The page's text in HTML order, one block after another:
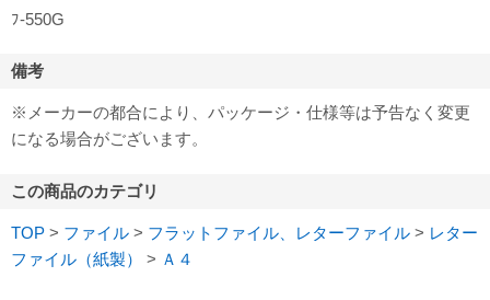
ﾌ-550G
備考
※メーカーの都合により、パッケージ・仕様等は予告なく変更
になる場合がございます。
この商品のカテゴリ
TOP > ファイル > フラットファイル、レターファイル > レター
ファイル（紙製）
> Ａ４